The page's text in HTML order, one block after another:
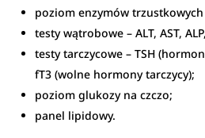
poziom enzymów
testy wątrobowe – ALT, AST,
testy tarczycowe – TSH
fT3 (wolne hormony tarczycy);
poziom glukozy na czczo;
panel lipidowy.